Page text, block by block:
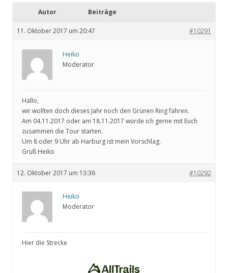
Autor Beiträge
11. Oktober 2017 um 20:47 #10291
Heiko
Moderator
Hallo,
wir wollten doch dieses Jahr noch den Grünen Ring fahren.
Am 04.11.2017 oder am 18.11.2017 würde ich gerne mit Euch
zusammen die Tour starten.
Um 8 oder 9 Uhr ab Harburg ist mein Vorschlag.
Gruß Heiko
12. Oktober 2017 um 13:36 #10292
Heiko
Moderator
Hier die Strecke